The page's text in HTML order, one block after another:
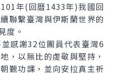
年(回曆1433年)我國回
聯繫臺灣與伊斯蘭世界的
度。
感謝32位團員代表臺灣6
，以無比的虔敬與堅持，
覲功課，並向安拉真主祈